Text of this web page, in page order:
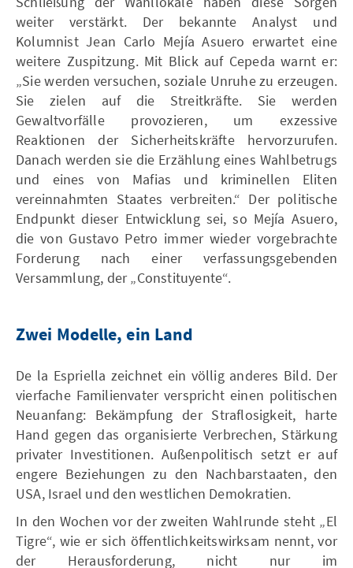
weiter verstärkt. Der bekannte Analyst und
Kolumnist Jean Carlo Mejía Asuero erwartet eine
weitere Zuspitzung. Mit Blick auf Cepeda warnt er:
„Sie werden versuchen, soziale Unruhe zu erzeugen.
Sie zielen auf die Streitkräfte. Sie werden
Gewaltvorfälle provozieren, um exzessive
Reaktionen der Sicherheitskräfte hervorzurufen.
Danach werden sie die Erzählung eines Wahlbetrugs
und eines von Mafias und kriminellen Eliten
vereinnahmten Staates verbreiten.“ Der politische
Endpunkt dieser Entwicklung sei, so Mejía Asuero,
die von Gustavo Petro immer wieder vorgebrachte
Forderung nach einer verfassungsgebenden
Versammlung, der „Constituyente“.
Zwei Modelle, ein Land
De la Espriella zeichnet ein völlig anderes Bild. Der
vierfache Familienvater verspricht einen politischen
Neuanfang: Bekämpfung der Straflosigkeit, harte
Hand gegen das organisierte Verbrechen, Stärkung
privater Investitionen. Außenpolitisch setzt er auf
engere Beziehungen zu den Nachbarstaaten, den
USA, Israel und den westlichen Demokratien.
In den Wochen vor der zweiten Wahlrunde steht „El
Tigre“, wie er sich öffentlichkeitswirksam nennt, vor
der Herausforderung, nicht nur im